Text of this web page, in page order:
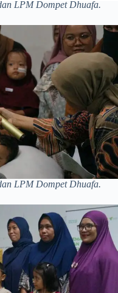
LPM Dompet Dhuafa.
LPM Dompet Dhuafa.